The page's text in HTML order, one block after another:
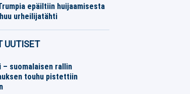
epäiltiin huijaamisesta
urheilijatähti
UUTISET
suomalaisen rallin
touhu pistettiin